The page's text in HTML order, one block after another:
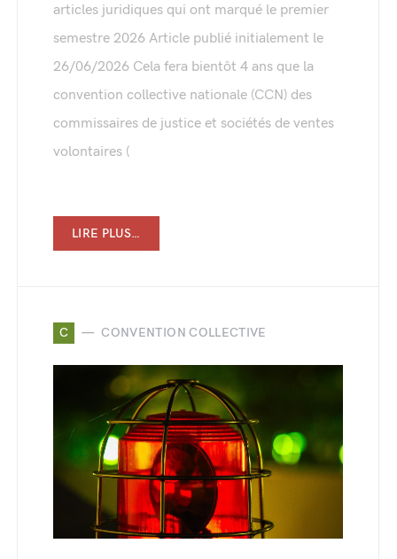
articles juridiques qui ont marqué le premier
semestre 2026 Article publié initialement le
26/06/2026 Cela fera bientôt 4 ans que la
convention collective nationale (CCN) des
commissaires de justice et sociétés de ventes
volontaires (
LIRE PLUS…
C CONVENTION COLLECTIVE